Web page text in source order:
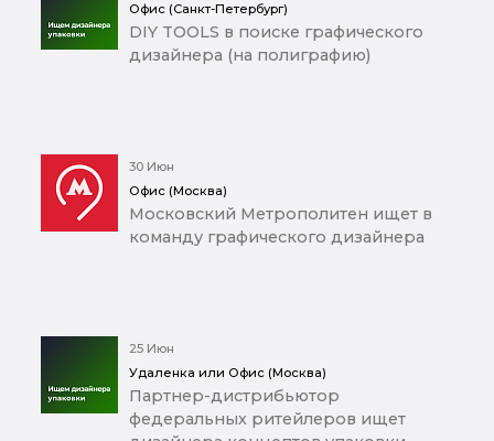
Офис (Санкт-Петербург)
DIY TOOLS в поиске графического
дизайнера (на полиграфию)
30 Июн
Офис (Москва)
Московский Метрополитен ищет в
команду графического дизайнера
25 Июн
Удаленка или Офис (Москва)
Партнер-дистрибьютор
федеральных ритейлеров ищет